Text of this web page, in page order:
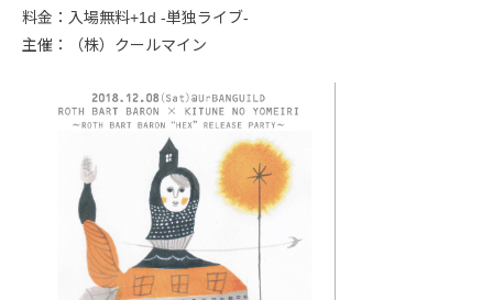
料金：入場無料+1d -単独ライブ-
主催：（株）クールマイン